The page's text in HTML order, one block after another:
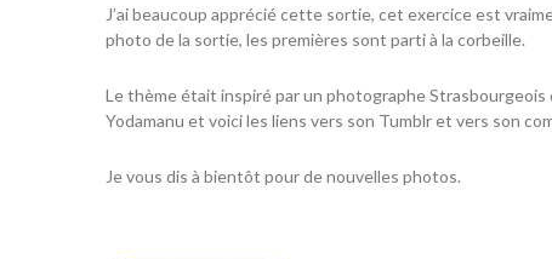
J’ai beaucoup apprécié cette sortie, cet exercice est
photo de la sortie, les premières sont parti à la corbeille.
Le thème était inspiré par un photographe
Yodamanu et voici les liens vers son Tumblret vers son
Je vous dis à bientôt pour de nouvelles photos.